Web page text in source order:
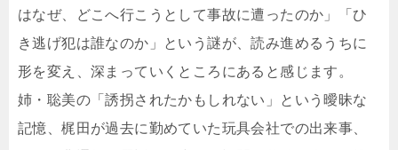
はなぜ、どこへ行こうとして事故に遭ったのか」「ひ
き逃げ犯は誰なのか」という謎が、読み進めるうちに
形を変え、深まっていくところにあると感じます。
姉・聡美の「誘拐されたかもしれない」という曖昧な
記憶、梶田が過去に勤めていた玩具会社での出来事、